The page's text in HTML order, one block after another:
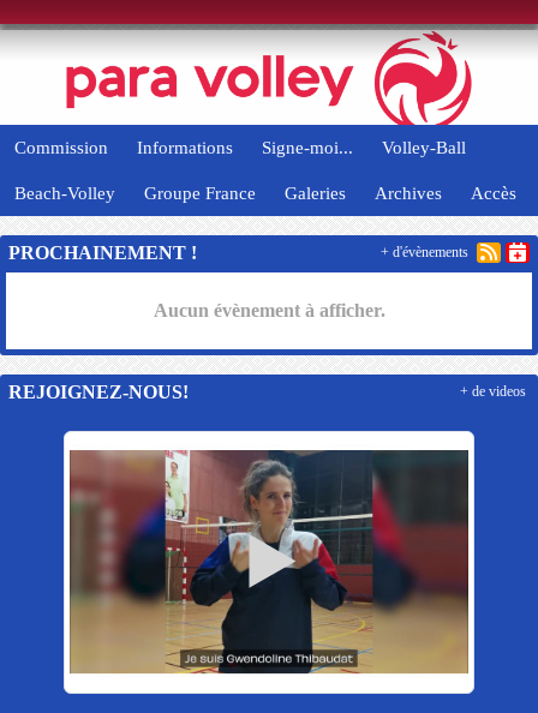
Commission Informations Signe-moi... Volley-Ball
Beach-Volley Groupe France Galeries Archives Accès
PROCHAINEMENT !
Aucun évènement à afficher.
+ d'évènements
REJOIGNEZ-NOUS! + de videos